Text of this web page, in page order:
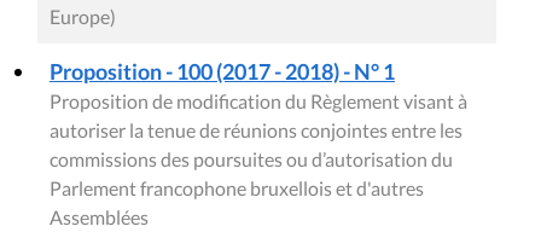
Europe)
Proposition - 100 (2017 - 2018) - N° 1
Proposition de modification du Règlement visant à
autoriser la tenue de réunions conjointes entre les
commissions des poursuites ou d’autorisation du
Parlement francophone bruxellois et d'autres
Assemblées